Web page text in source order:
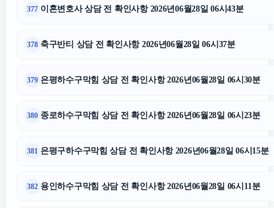
377 이혼변호사 상담 전 확인사항 2026년06월28일 06시43분
378 축구반티 상담 전 확인사항 2026년06월28일 06시37분
379 은평하수구막힘 상담 전 확인사항 2026년06월28일 06시30분
380 종로하수구막힘 상담 전 확인사항 2026년06월28일 06시23분
381 은평구하수구막힘 상담 전 확인사항 2026년06월28일 06시15분
382 용인하수구막힘 상담 전 확인사항 2026년06월28일 06시11분